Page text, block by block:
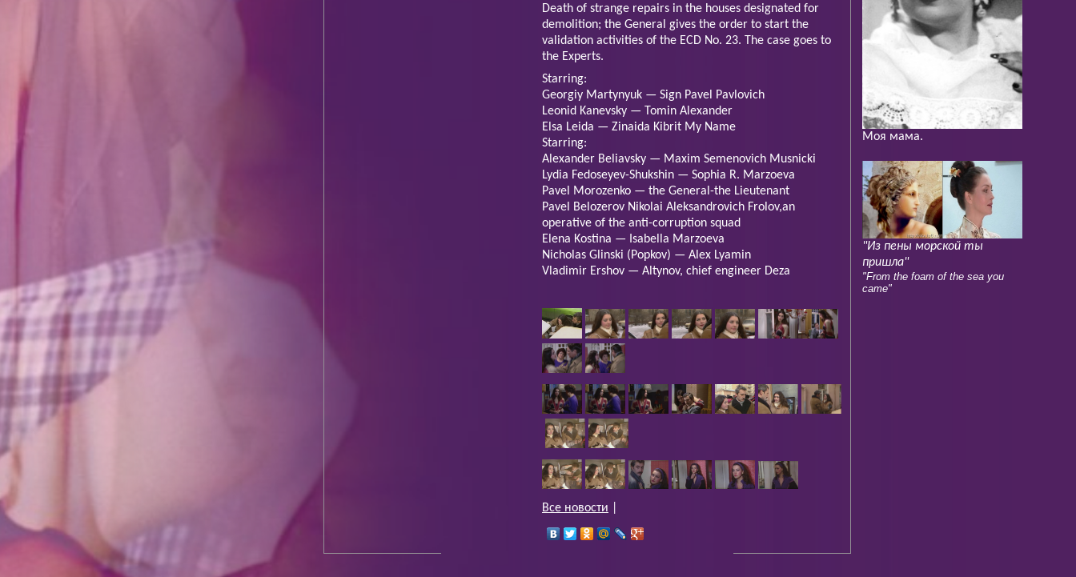
Death of strange repairs in the houses designated for
demolition; the General gives the order to start the
validation activities of the ECD No. 23. The case goes to
the Experts.
Starring:
Georgiy Martynyuk — Sign Pavel Pavlovich
Leonid Kanevsky — Tomin Alexander
Elsa Leida — Zinaida Kibrit My Name
Starring:
Alexander Beliavsky — Maxim Semenovich Musnicki
Lydia Fedoseyev-Shukshin — Sophia R. Marzoeva
Pavel Morozenko — the General-the Lieutenant
Pavel Belozerov Nikolai Aleksandrovich Frolov,an
operative of the anti-corruption squad
Elena Kostina — Isabella Marzoeva
Nicholas Glinski (Popkov) — Alex Lyamin
Vladimir Ershov — Altynov, chief engineer Deza
Все новости
Моя мама.
"Из пены морской ты
пришла"
"From the foam of the sea you
came"